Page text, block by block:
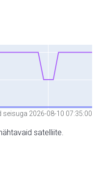
2026-08-10 07:35:00
satelliite.